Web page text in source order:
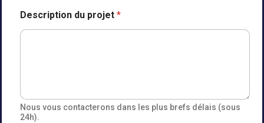
Description du projet *
Nous vous contacterons dans les plus brefs délais (sous
24h).